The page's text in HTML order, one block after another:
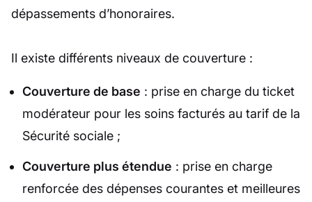
dépassements d’honoraires.
Il existe différents niveaux de couverture :
Couverture de base : prise en charge du ticket
modérateur pour les soins facturés au tarif de la
Sécurité sociale ;
Couverture plus étendue : prise en charge
renforcée des dépenses courantes et meilleures